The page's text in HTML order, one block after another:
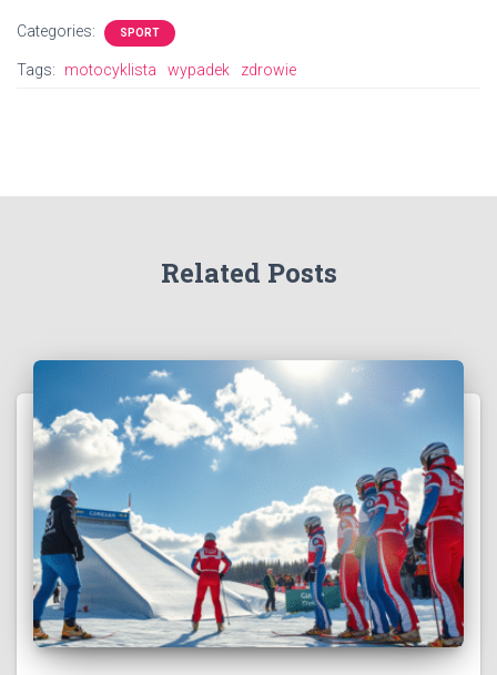
Categories: SPORT
Tags: motocyklista wypadek zdrowie
Related Posts